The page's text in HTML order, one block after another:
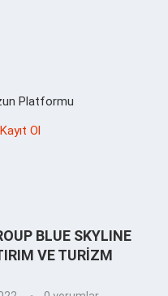
Platformu
Ol
BLUE SKYLINE
VE TURİZM